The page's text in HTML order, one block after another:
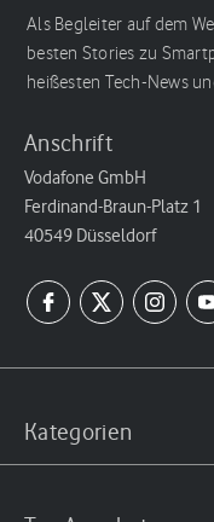
Als Begleiter auf dem
besten Stories zu
heißesten Tech-News
Anschrift
Vodafone GmbH
Ferdinand-Braun-Platz 1
40549 Düsseldorf
Kategorien